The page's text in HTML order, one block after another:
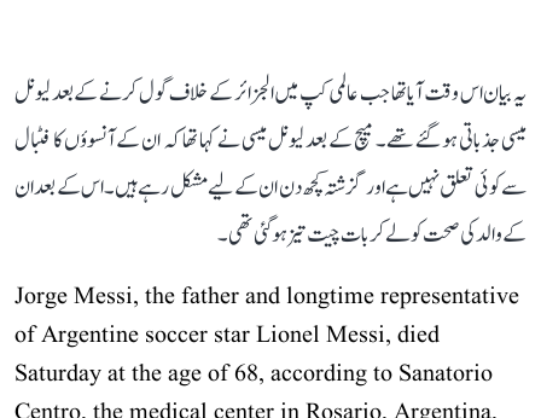
یہ بیان اس وقت آیا تھا جب عالمی کپ میں الجزائر کے خلاف گول کرنے کے بعد لیونل
میسی جذباتی ہو گئے تھے۔ میچ کے بعد لیونل میسی نے کہا تھا کہ ان کے آنسوؤں کا فٹبال
سے کوئی تعلق نہیں ہے اور گزشتہ کچھ دن ان کے لیے مشکل رہے ہیں۔ اس کے بعد ان
کے والد کی صحت کو لے کر بات چیت تیز ہو گئی تھی۔
Jorge Messi, the father and longtime representative
of Argentine soccer star Lionel Messi, died
Saturday at the age of 68, according to Sanatorio